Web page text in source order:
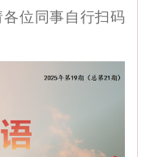
位同事自行扫码